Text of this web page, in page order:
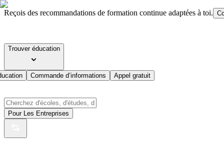
Reçois des recommandations de formation continue adaptées à toi.
Trouver éducation
Commande d’informations Appel gratuit
Pour Les Entreprises